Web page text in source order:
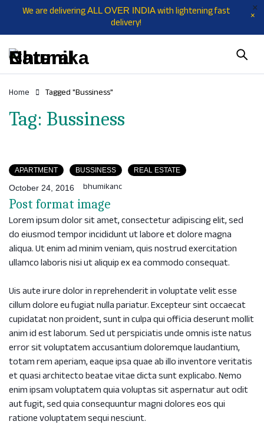
We are deliveringALL OVER INDIAwith lightening fast
delivery!
Home Tagged "Bussiness"
Tag: Bussiness
APARTMENT BUSSINESS REAL ESTATE
October 24, 2016 bhumikanc
Post format image
Lorem ipsum dolor sit amet, consectetur adipiscing elit, sed
do eiusmod tempor incididunt ut labore et dolore magna
aliqua. Ut enim ad minim veniam, quis nostrud exercitation
ullamco laboris nisi ut aliquip ex ea commodo consequat.
Uis aute irure dolor in reprehenderit in voluptate velit esse
cillum dolore eu fugiat nulla pariatur. Excepteur sint occaecat
cupidatat non proident, sunt in culpa qui officia deserunt mollit
anim id est laborum. Sed ut perspiciatis unde omnis iste natus
error sit voluptatem accusantium doloremque laudantium,
totam rem aperiam, eaque ipsa quae ab illo inventore veritatis
et quasi architecto beatae vitae dicta sunt explicabo. Nemo
enim ipsam voluptatem quia voluptas sit aspernatur aut odit
aut fugit, sed quia consequuntur magni dolores eos qui
ratione voluptatem sequi nesciunt.